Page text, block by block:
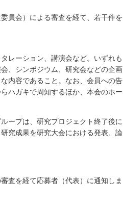
員会）による審査を経て、若干件を
レーション、講演会など。いずれも
、シンポジウム、研究会などの企画
内容であること。なお、会員への告
ハガキで周知するほか、本会のホー
プは、研究プロジェクト終了後に
究成果を研究大会における発表、論
を経て応募者（代表）に通知しま